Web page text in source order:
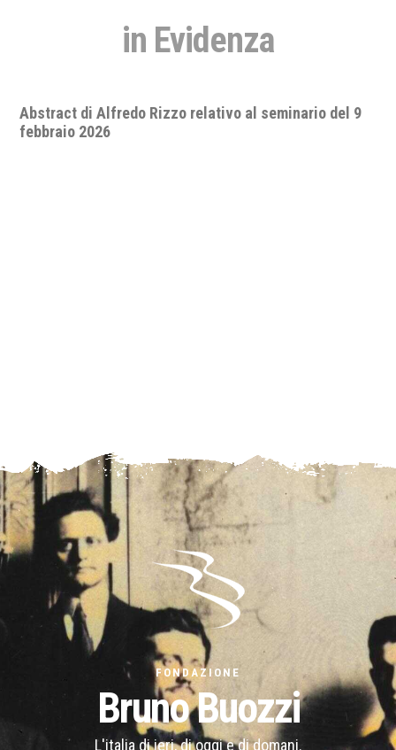
in Evidenza
FONDAZIONE
Bruno Buozzi
L'italia di ieri, di oggi e di domani.